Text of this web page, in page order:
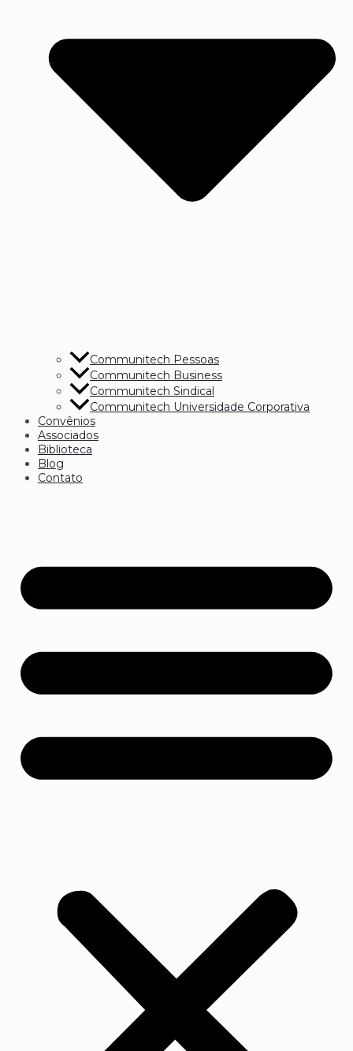
Communitech Pessoas
Communitech Business
Communitech Sindical
Communitech Universidade Corporativa
Convênios
Associados
Biblioteca
Blog
Contato